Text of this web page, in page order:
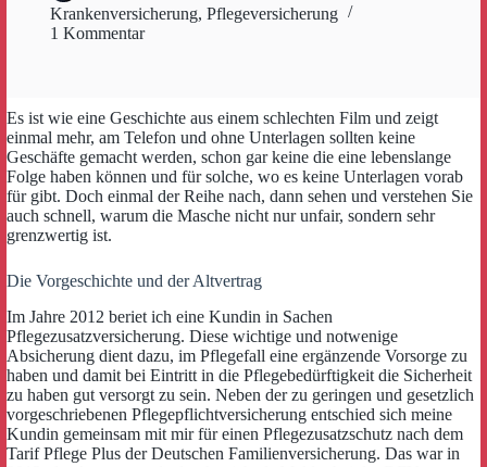
Krankenversicherung, Pflegeversicherung
1 Kommentar
Es ist wie eine Geschichte aus einem schlechten Film und zeigt
einmal mehr, am Telefon und ohne Unterlagen sollten keine
Geschäfte gemacht werden, schon gar keine die eine lebenslange
Folge haben können und für solche, wo es keine Unterlagen vorab
für gibt. Doch einmal der Reihe nach, dann sehen und verstehen Sie
auch schnell, warum die Masche nicht nur unfair, sondern sehr
grenzwertig ist.
Die Vorgeschichte und der Altvertrag
Im Jahre 2012 beriet ich eine Kundin in Sachen
Pflegezusatzversicherung. Diese wichtige und notwenige
Absicherung dient dazu, im Pflegefall eine ergänzende Vorsorge zu
haben und damit bei Eintritt in die Pflegebedürftigkeit die Sicherheit
zu haben gut versorgt zu sein. Neben der zu geringen und gesetzlich
vorgeschriebenen Pflegepflichtversicherung entschied sich meine
Kundin gemeinsam mit mir für einen Pflegezusatzschutz nach dem
Tarif Pflege Plus der Deutschen Familienversicherung. Das war in